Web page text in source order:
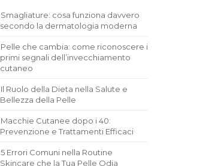
Smagliature: cosa funziona davvero
secondo la dermatologia moderna
Pelle che cambia: come riconoscere i
primi segnali dell’invecchiamento
cutaneo
Il Ruolo della Dieta nella Salute e
Bellezza della Pelle
Macchie Cutanee dopo i 40:
Prevenzione e Trattamenti Efficaci
5 Errori Comuni nella Routine
Skincare che la Tua Pelle Odia